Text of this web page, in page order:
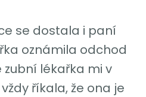
se dostala i paní
oznámila odchod
zubní lékařka mi v
říkala, že ona je